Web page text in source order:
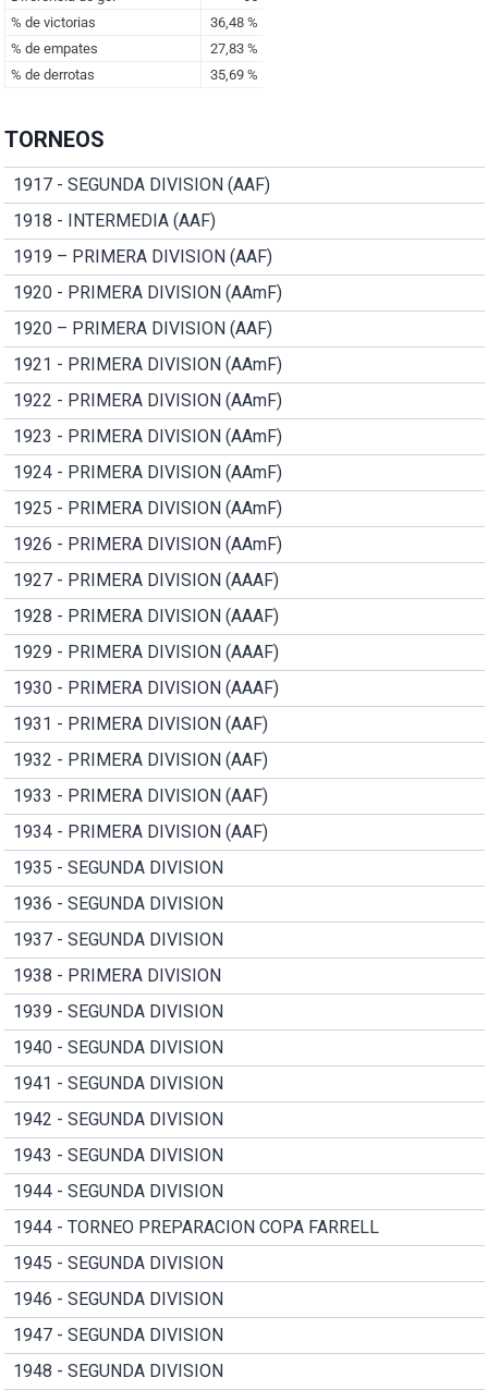
TORNEOS
1917 - SEGUNDA DIVISION (AAF)
1918 - INTERMEDIA (AAF)
1919 – PRIMERA DIVISION (AAF)
1920 - PRIMERA DIVISION (AAmF)
1920 – PRIMERA DIVISION (AAF)
1921 - PRIMERA DIVISION (AAmF)
1922 - PRIMERA DIVISION (AAmF)
1923 - PRIMERA DIVISION (AAmF)
1924 - PRIMERA DIVISION (AAmF)
1925 - PRIMERA DIVISION (AAmF)
1926 - PRIMERA DIVISION (AAmF)
1927 - PRIMERA DIVISION (AAAF)
1928 - PRIMERA DIVISION (AAAF)
1929 - PRIMERA DIVISION (AAAF)
1930 - PRIMERA DIVISION (AAAF)
1931 - PRIMERA DIVISION (AAF)
1932 - PRIMERA DIVISION (AAF)
1933 - PRIMERA DIVISION (AAF)
1934 - PRIMERA DIVISION (AAF)
1935 - SEGUNDA DIVISION
1936 - SEGUNDA DIVISION
1937 - SEGUNDA DIVISION
1938 - PRIMERA DIVISION
1939 - SEGUNDA DIVISION
1940 - SEGUNDA DIVISION
1941 - SEGUNDA DIVISION
1942 - SEGUNDA DIVISION
1943 - SEGUNDA DIVISION
1944 - SEGUNDA DIVISION
1944 - TORNEO PREPARACION COPA FARRELL
1945 - SEGUNDA DIVISION
1946 - SEGUNDA DIVISION
1947 - SEGUNDA DIVISION
1948 - SEGUNDA DIVISION